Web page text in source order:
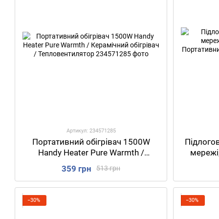
Артикул: 234571285
Портативний обігрівач 1500W
Handy Heater Pure Warmth /
Керамічний обігрівач /
Тепловентилятор
513 грн
359 грн
−30% −30%